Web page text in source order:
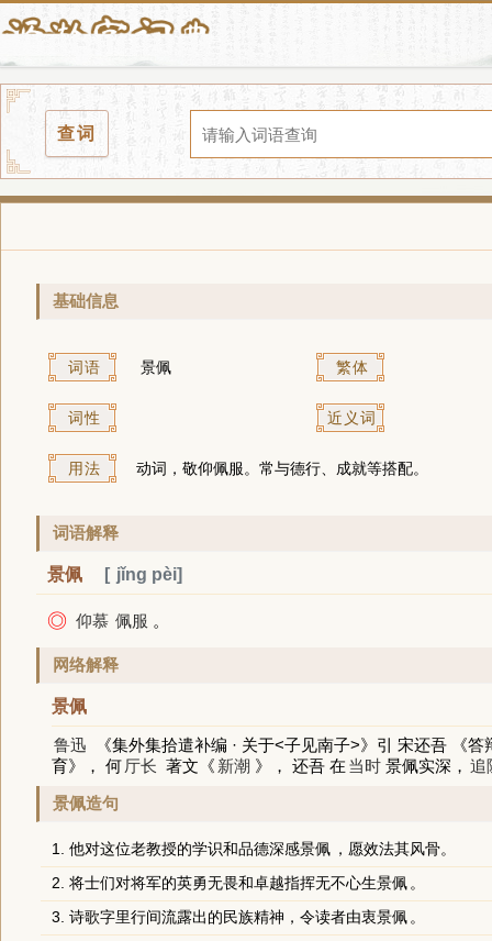
查词
基础信息
词语 景佩 繁体
词性 近义词
用法 动词，敬仰佩服。常与德行、成就等搭配。
词语解释
景佩 jǐng pèi
◎ 仰慕 佩服 。
网络解释
景佩
鲁迅
《集外集拾遣补编 · 关于<子见南子>》引 宋还吾 《
育》， 何厅长 著文《 新潮 》， 还吾 在 当时 景佩实深， 追
景佩造句
1. 他对这位老教授的学识和品德深感景佩 ，愿效法其风骨。
2. 将士们对将军的英勇无畏和卓越指挥无不心生景佩 。
3. 诗歌字里行间流露出的民族精神，令读者由衷景佩 。